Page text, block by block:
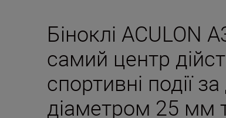
Біноклі ACULON
самий центр
спортивні події
діаметром 25 мм